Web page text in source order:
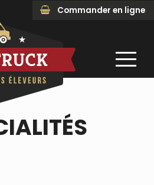
Commander en ligne